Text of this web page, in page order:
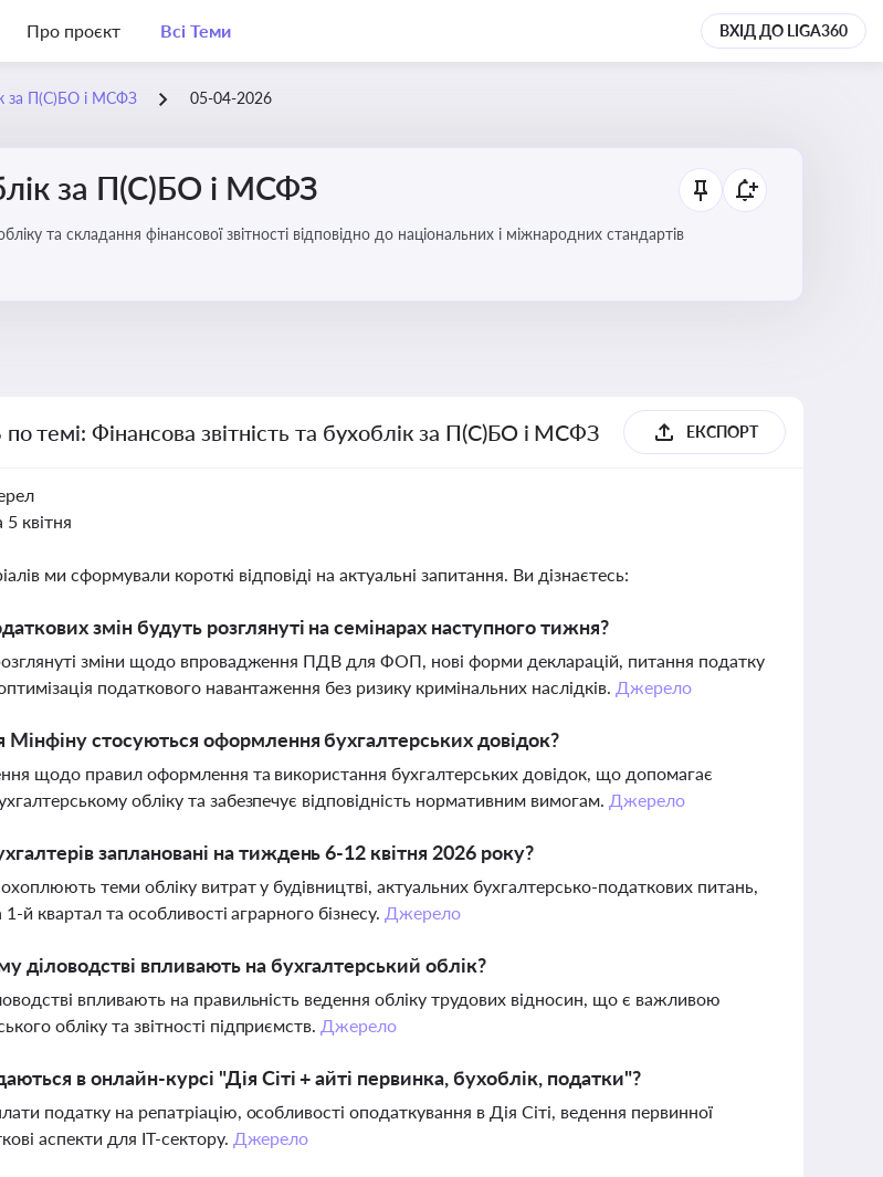
Про проєкт Всі Теми ВХІД ДО LIGA360
за П(С)БО і МСФЗ 05-04-2026
за П(С)БО і МСФЗ
та складання фінансової звітності відповідно до національних і міжнародних стандартів
темі: Фінансова звітність та бухоблік за П(С)БО і МСФЗ ЕКСПОРТ
5 квітня
ми сформували короткі відповіді на актуальні запитання. Ви дізнаєтесь:
змін будуть розглянуті на семінарах наступного тижня?
зміни щодо впровадження ПДВ для ФОП, нові форми декларацій, питання податку
податкового навантаження без ризику кримінальних наслідків. Джерело
Мінфіну стосуються оформлення бухгалтерських довідок?
щодо правил оформлення та використання бухгалтерських довідок, що допомагає
обліку та забезпечує відповідність нормативним вимогам. Джерело
заплановані на тиждень 6-12 квітня 2026 року?
теми обліку витрат у будівництві, актуальних бухгалтерсько-податкових питань,
1-й квартал та особливості аграрного бізнесу. Джерело
діловодстві впливають на бухгалтерський облік?
впливають на правильність ведення обліку трудових відносин, що є важливою
обліку та звітності підприємств. Джерело
в онлайн-курсі "Дія Сіті + айті первинка, бухоблік, податки"?
податку на репатріацію, особливості оподаткування в Дія Сіті, ведення первинної
аспекти для IT-сектору. Джерело